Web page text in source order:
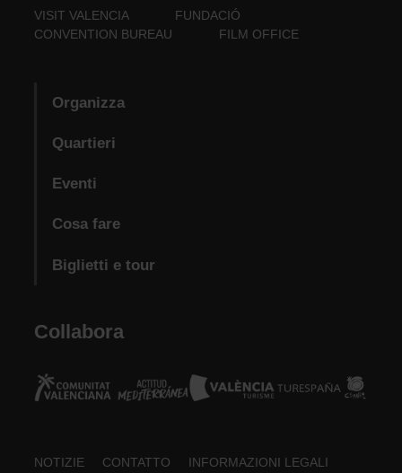
VISIT VALENCIA
FUNDACIÓ
CONVENTION BUREAU
FILM OFFICE
Organizza
Quartieri
Eventi
Cosa fare
Biglietti e tour
Collabora
NOTIZIE CONTATTO INFORMAZIONI LEGALI